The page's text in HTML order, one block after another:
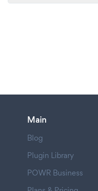
Main
Blog
Plugin Library
POWR Business